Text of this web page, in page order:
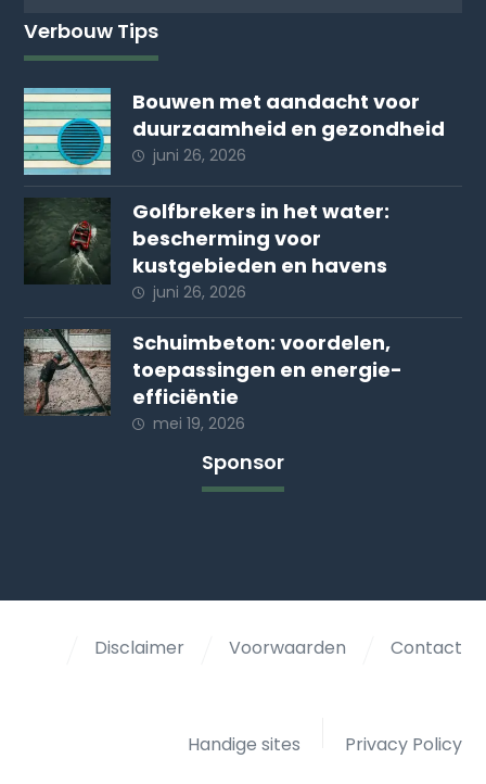
Verbouw Tips
Bouwen met aandacht voor
duurzaamheid en gezondheid
juni 26, 2026
Golfbrekers in het water:
bescherming voor
kustgebieden en havens
juni 26, 2026
Schuimbeton: voordelen,
toepassingen en energie-
efficiëntie
mei 19, 2026
Sponsor
Contact
Voorwaarden
Disclaimer
Privacy Policy
Handige sites